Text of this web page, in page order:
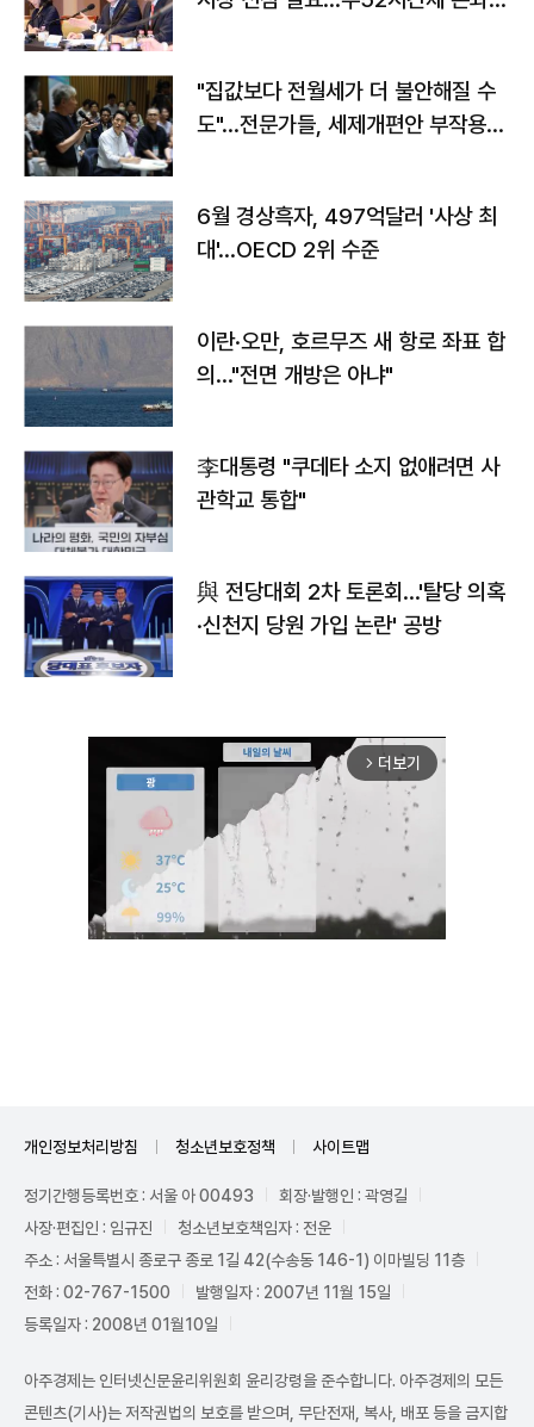
"집값보다 전월세가 더 불안해질 수
도"…전문가들, 세제개편안 부작용
6월 경상흑자, 497억달러 '사상 최
대'…OECD 2위 수준
이란·오만, 호르무즈 새 항로 좌표 합
의…"전면 개방은 아냐"
李대통령 "쿠데타 소지 없애려면 사
관학교 통합"
與 전당대회 2차 토론회…'탈당 의혹
·신천지 당원 가입 논란' 공방
arrow_forward_ios 더보기
개인정보처리방침 청소년보호정책 사이트맵
정기간행등록번호 : 서울 아 00493
회장·발행인 : 곽영길
사장·편집인 : 임규진
청소년보호책임자 : 전운
주소 : 서울특별시 종로구 종로 1길 42(수송동 146-1) 이마빌딩 11층
전화 : 02-767-1500
발행일자 : 2007년 11월 15일
등록일자 : 2008년 01월10일
아주경제는 인터넷신문윤리위원회 윤리강령을 준수합니다. 아주경제의 모든
콘텐츠(기사)는 저작권법의 보호를 받으며, 무단전재, 복사, 배포 등을 금지합